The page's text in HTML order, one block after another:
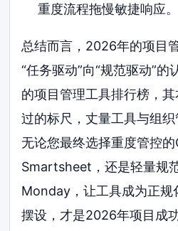
重度流程拖慢敏捷响应。
总结而言，2026年的项目
“任务驱动”向“规范驱动”
的项目管理工具排行榜，
过的标尺，丈量工具与组织
无论您最终选择重度管控的
Smartsheet，还是轻量规
Monday，让工具成为正规
摆设，才是2026年项目成